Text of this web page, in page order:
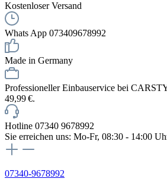
Kostenloser Versand
Whats App 073409678992
Made in Germany
Professioneller Einbauservice bei
49,99 €.
Hotline 07340 9678992
Sie erreichen uns: Mo-Fr, 08:30 - 14:00
07340-9678992